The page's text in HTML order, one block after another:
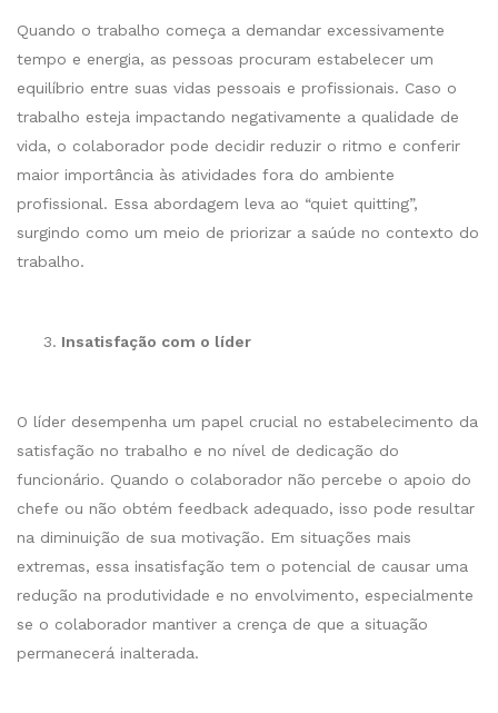
Quando o trabalho começa a demandar excessivamente
tempo e energia, as pessoas procuram estabelecer um
equilíbrio entre suas vidas pessoais e profissionais. Caso o
trabalho esteja impactando negativamente a qualidade de
vida, o colaborador pode decidir reduzir o ritmo e conferir
maior importância às atividades fora do ambiente
profissional. Essa abordagem leva ao “quiet quitting”,
surgindo como um meio de priorizar a saúde no contexto do
trabalho.
Insatisfação com o líder
O líder desempenha um papel crucial no estabelecimento da
satisfação no trabalho e no nível de dedicação do
funcionário. Quando o colaborador não percebe o apoio do
chefe ou não obtém feedback adequado, isso pode resultar
na diminuição de sua motivação. Em situações mais
extremas, essa insatisfação tem o potencial de causar uma
redução na produtividade e no envolvimento, especialmente
se o colaborador mantiver a crença de que a situação
permanecerá inalterada.